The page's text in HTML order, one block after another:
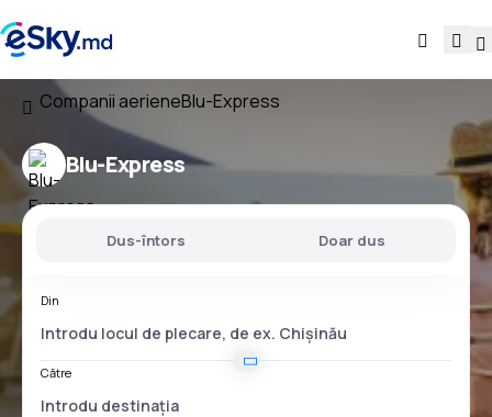
Companii aerieneBlu-Express
Blu-Express
Dus-întors Doar dus
Din
Către